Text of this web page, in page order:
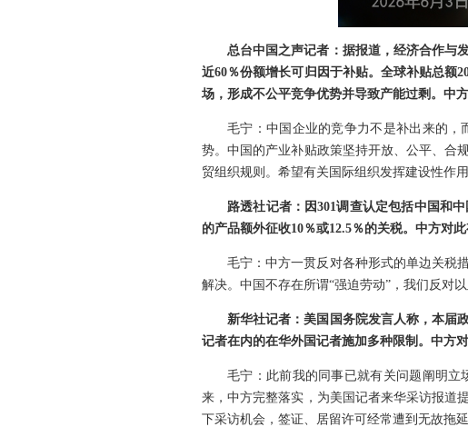
总台中国之声记者：据报道，经济合作与
近60％份额增长可归因于补贴。全球补贴总额
场，形成不公平竞争优势并导致产能过剩。中
毛宁：中国企业的竞争力不是补出来的
势。中国的产业补贴政策坚持开放、公平、合
贸组织规则。希望有关国际组织发挥建设性作
路透社记者：因301调查认定包括中国和
的产品额外征收10％或12.5％的关税。中方对
毛宁：中方一贯反对各种形式的单边关税
解决。中国不存在所谓“强迫劳动”，我们反对
新华社记者：美国国务院发言人称，本届
记者在内的在华外国记者施加多种限制。中方
毛宁：此前我的同事已就有关问题阐明
来，中方完整落实，为美国记者来华采访报道
下采访机会，签证、居留许可经常遭到无故拖